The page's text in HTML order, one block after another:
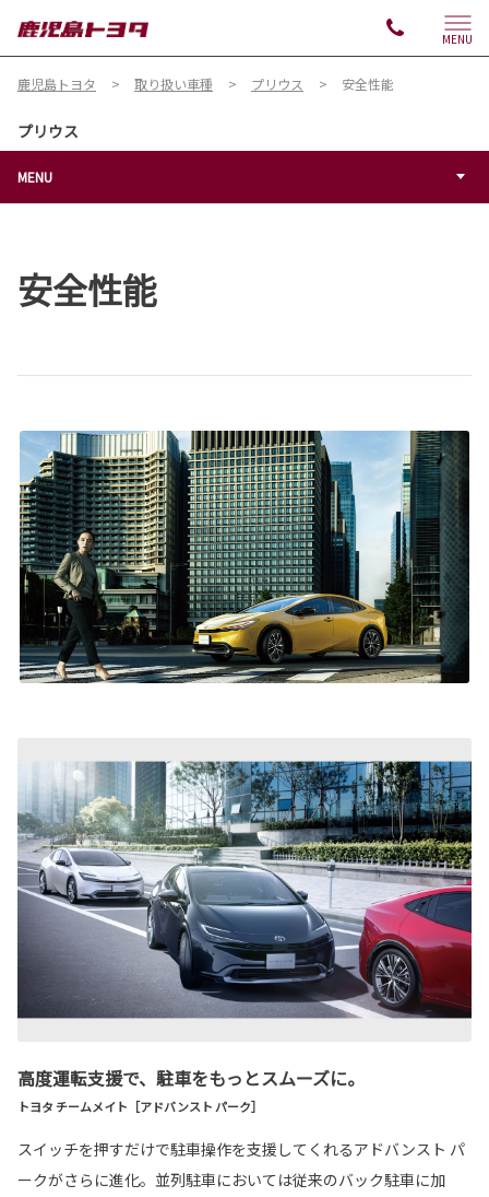
MENU
鹿児島トヨタ 取り扱い車種 プリウス 安全性能
プリウス
MENU
安全性能
高度運転支援で、駐車をもっとスムーズに。
トヨタ チームメイト［アドバンスト パーク］
スイッチを押すだけで駐車操作を支援してくれるアドバンスト パ
ークがさらに進化。並列駐車においては従来のバック駐車に加